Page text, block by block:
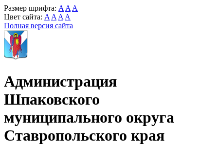
Размер шрифта: A A A
Цвет сайта: A A A A
Полная версия сайта
Администрация
Шпаковского
муниципального округа
Ставропольского края